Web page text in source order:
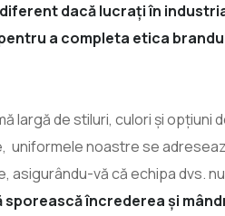
dacă lucrați în
a completa etica
largă de stiluri, culori și
uniformele noastre se
vă că echipa dvs.
încrederea și